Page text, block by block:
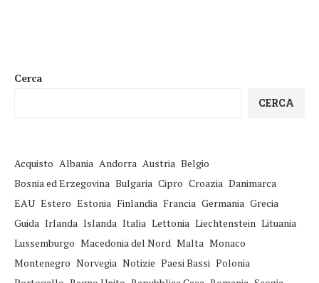
Cerca
CERCA
Acquisto Albania Andorra Austria Belgio
Bosnia ed Erzegovina Bulgaria Cipro Croazia Danimarca
EAU Estero Estonia Finlandia Francia Germania Grecia
Guida Irlanda Islanda Italia Lettonia Liechtenstein Lituania
Lussemburgo Macedonia del Nord Malta Monaco
Montenegro Norvegia Notizie Paesi Bassi Polonia